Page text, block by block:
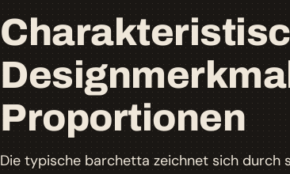
Proportionen
Die typische barchetta zeichnet sich durch